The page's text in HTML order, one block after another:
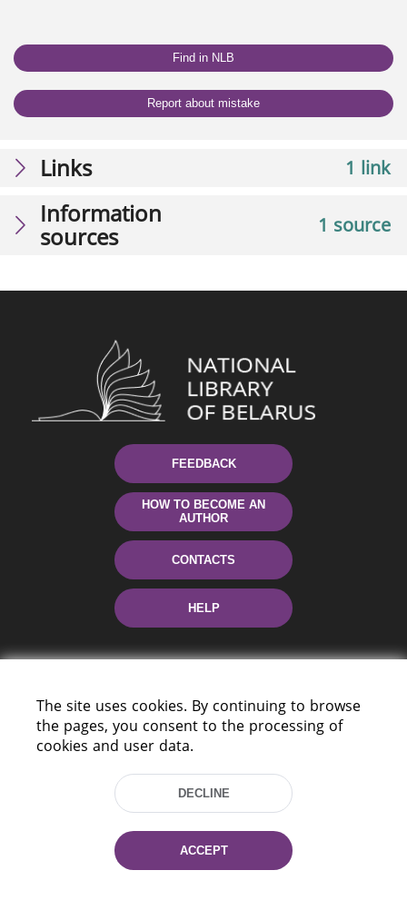
Find in NLB
Report about mistake
1 link
Links
1 source
Information
sources
FEEDBACK
HOW TO BECOME AN
AUTHOR
CONTACTS
HELP
220114, Niezaležnasci Ave. 116, Minsk,
Fax: (+375 17) 368 97 06
E-mail: inbox@nlb.by
The site uses cookies. By continuing to browse
the pages, you consent to the processing of
cookies and user data.
DECLINE
ACCEPT